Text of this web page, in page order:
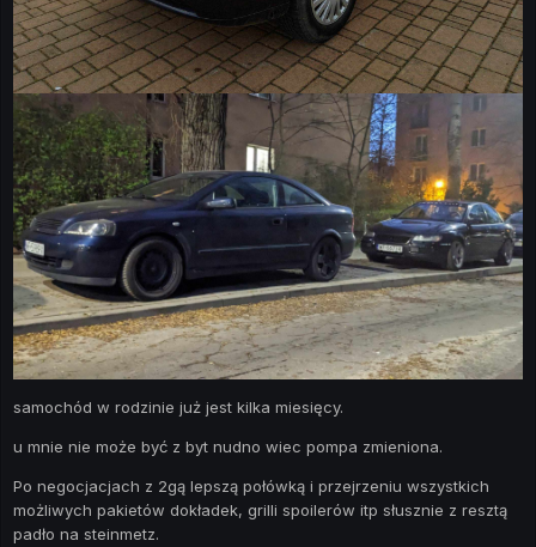
samochód w rodzinie już jest kilka miesięcy.
u mnie nie może być z byt nudno wiec pompa zmieniona.
Po negocjacjach z 2gą lepszą połówką i przejrzeniu wszystkich
możliwych pakietów dokładek, grilli spoilerów itp słusznie z resztą
padło na steinmetz.